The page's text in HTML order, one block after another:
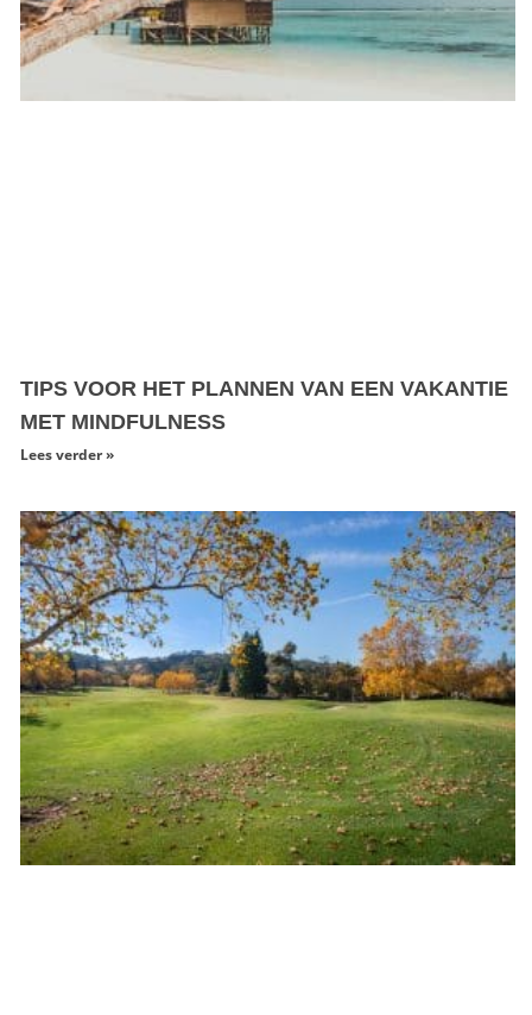
TIPS VOOR HET PLANNEN VAN EEN VAKANTIE
MET MINDFULNESS
Lees verder »